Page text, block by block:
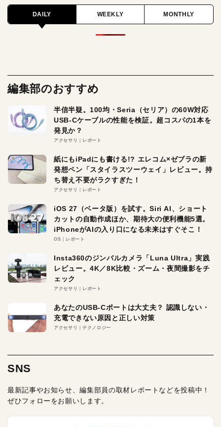
DAILY WEEKLY MONTHLY
編集部のおすすめ
半信半疑。100均・Seria（セリア）の60W対応
USB-Cケーブルの性能を検証。超コスパの1本を
発見か？
アクセサリ レポート
紙にもiPadにも書ける!? エレコム×ゼブラの新
発想ペン「スタイラスツーウェイ」レビュー。持
ち替え不要がラクすぎた！
アクセサリ レポート
iOS 27（ベータ版）を試す。Siri AI、ショート
カットの自動作成ほか、期待大の便利機能5選。
iPhoneがAIの入り口になる未来はすぐそこ！
OS レポート
Insta360のジンバルカメラ「Luna Ultra」実践
レビュー。4K／8K比較・ズーム・夜間撮影をチ
ェック
アクセサリ レポート
あなたのUSB-Cポートは大丈夫？ 認識しない・
充電できない原因と正しい対策
アクセサリ テクノロジー
SNS
最新記事やお知らせ、編集部員の取材レポートなどを投稿中！
ぜひフォローをお願いします。